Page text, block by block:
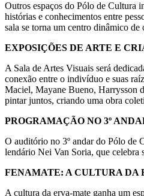
Outros espaços do Pólo de Cultura
histórias e conhecimentos entre
sala se torna um centro dinâmico de
EXPOSIÇÕES DE ARTE E
A Sala de Artes Visuais será
conexão entre o indivíduo e suas
Maciel, Mayane Bueno, Harrysson
pintar juntos, criando uma obra
PROGRAMAÇÃO NO 3º
O auditório no 3º andar do Pólo de
lendário Nei Van Soria, que celebra
FENAMATE: A CULTURA DA
A cultura da erva-mate ganha um